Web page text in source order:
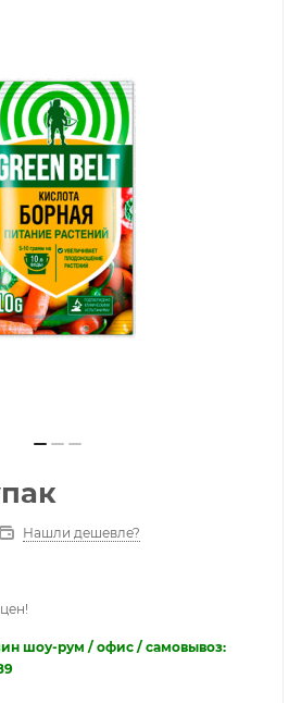
Нашли дешевле?
шоу-рум / офис / самовывоз: